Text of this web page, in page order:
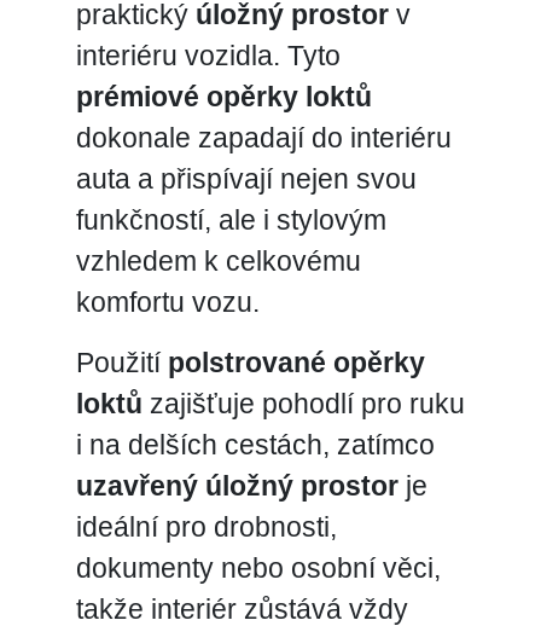
praktický úložný prostorv
interiéru vozidla. Tyto
prémiové opěrky loktů
dokonale zapadají do interiéru
auta a přispívají nejen svou
funkčností, ale i stylovým
vzhledem k celkovému
komfortu vozu.
Použití polstrované opěrky
loktů zajišťuje pohodlí pro ruku
i na delších cestách, zatímco
uzavřený úložný prostorje
ideální pro drobnosti,
dokumenty nebo osobní věci,
takže interiér zůstává vždy